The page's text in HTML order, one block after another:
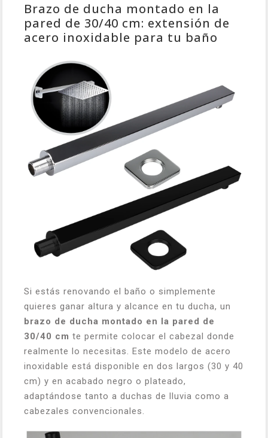
Brazo de ducha montado en la
pared de 30/40 cm: extensión de
acero inoxidable para tu baño
Si estás renovando el baño o simplemente
quieres ganar altura y alcance en tu ducha, un
brazo de ducha montado en la pared de
30/40 cm te permite colocar el cabezal donde
realmente lo necesitas. Este modelo de acero
inoxidable está disponible en dos largos (30 y 40
cm) y en acabado negro o plateado,
adaptándose tanto a duchas de lluvia como a
cabezales convencionales.